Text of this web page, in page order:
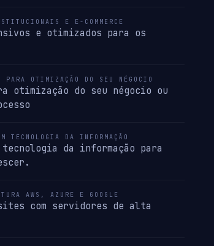
E E-COMMERCE
e otimizados para os
OTIMIZAÇÃO DO SEU NÉGOCIO
otimização do seu négocio ou
TECNOLOGIA DA INFORMAÇÃO
da informação para
AWS, AZURE E GOOGLE
sites com servidores de alta